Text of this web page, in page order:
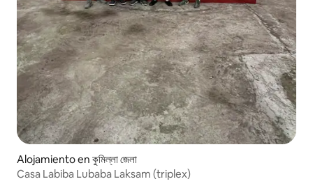
Alojamiento en কুমিল্লা জেলা
Casa Labiba Lubaba Laksam (triplex)